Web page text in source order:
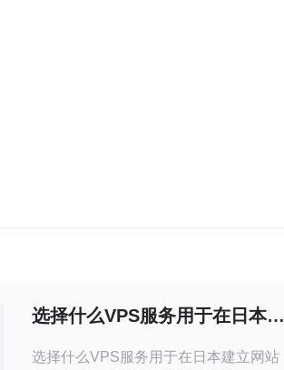
选择什么VPS服务用于在日本建
选择什么VPS服务用于在日本建立网站